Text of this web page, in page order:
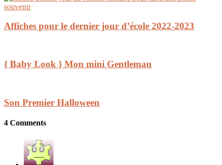
Affiches pour le dernier jour d’école 2022-2023
{ Baby Look } Mon mini Gentleman
Son Premier Halloween
4 Comments